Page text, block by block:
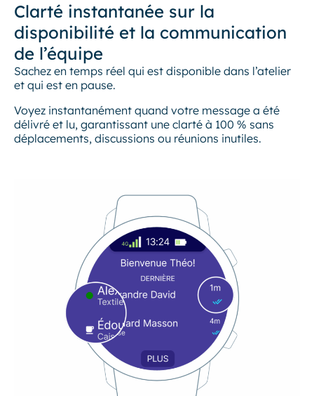
Clarté instantanée sur la
disponibilité et la communication
de l’équipe
Sachez en temps réel qui est disponible dans l’atelier
et qui est en pause.
Voyez instantanément quand votre message a été
délivré et lu, garantissant une clarté à 100 % sans
déplacements, discussions ou réunions inutiles.